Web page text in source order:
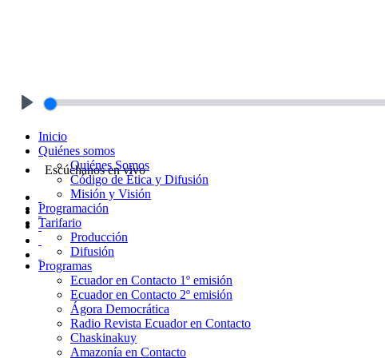
Escúchanos en vivo
Inicio
Quiénes somos
Quiénes Somos
Código de Ética y Difusión
Misión y Visión
Programación
Tarifario
Producción
Difusión
Programas
Ecuador en Contacto 1º emisión
Ecuador en Contacto 2º emisión
Ágora Democrática
Radio Revista Ecuador en Contacto
Chaskinakuy
Amazonía en Contacto